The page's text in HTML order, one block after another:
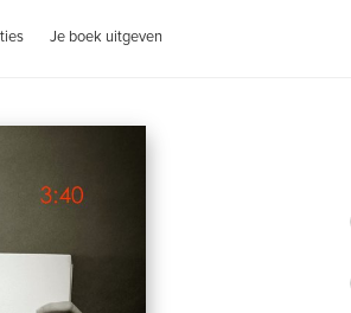
Je boek uitgeven